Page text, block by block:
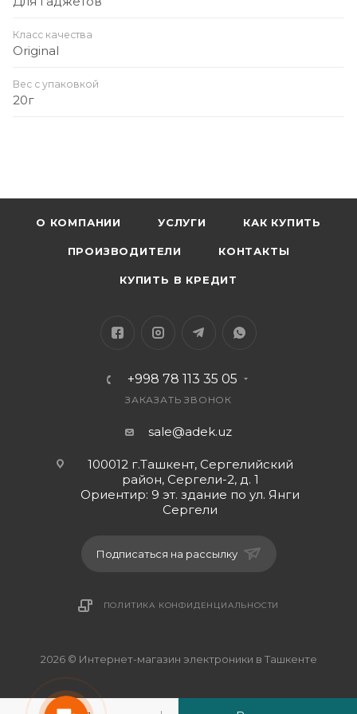
Класс качества
Original
Вес с упаковкой
20г
О КОМПАНИИ УСЛУГИ КАК КУПИТЬ
ПРОИЗВОДИТЕЛИ КОНТАКТЫ
КУПИТЬ В КРЕДИТ
+998 78 113 35 05
ЗАКАЗАТЬ ЗВОНОК
sale@adek.uz
100012 г.Ташкент, Сергелийский
район, Сергели-2, д. 1
Ориентир: 9 эт. здание по ул. Янги
Сергели
Подписаться на рассылку
ПОЛИТИКА КОНФИДЕНЦИАЛЬНОСТИ
2026 © Интернет-магазин электроники в Ташкенте